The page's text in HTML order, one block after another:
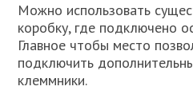
Можно использовать
коробку, где подключено
Главное чтобы место
подключить
клеммники.